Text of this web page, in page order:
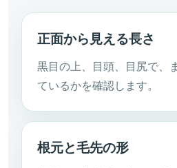
正面から見える長さ
黒目の上、目頭、目尻で、
ているかを確認します。
根元と毛先の形